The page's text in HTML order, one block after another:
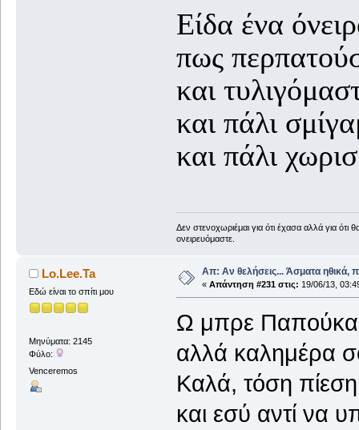
Είδα ένα
πως
και
και πάλι
και πάλι
Δεν στενοχωριέμαι για ότι έχασα αλλά για
ονειρευόμαστε.
Lo.Lee.Ta
Εδώ είναι το σπίτι μου
Μηνύματα: 2145
Φύλο:
Venceremos
Απ: Αν θελήσεις... Άσματα ηθικά,
« Απάντηση #231 στις: 19/06/13,
Ω μπρε Παπούκα!
αλλά καλημέρα
Καλά, τόση
και εσύ αντί να